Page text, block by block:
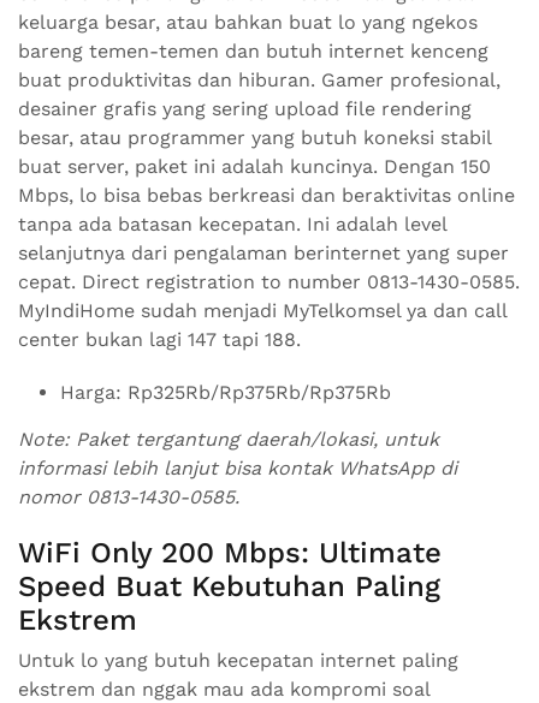
keluarga besar, atau bahkan buat lo yang ngekos
bareng temen-temen dan butuh internet kenceng
buat produktivitas dan hiburan. Gamer profesional,
desainer grafis yang sering upload file rendering
besar, atau programmer yang butuh koneksi stabil
buat server, paket ini adalah kuncinya. Dengan 150
Mbps, lo bisa bebas berkreasi dan beraktivitas online
tanpa ada batasan kecepatan. Ini adalah level
selanjutnya dari pengalaman berinternet yang super
cepat. Direct registration to number 0813-1430-0585.
MyIndiHome sudah menjadi MyTelkomsel ya dan call
center bukan lagi 147 tapi 188.
Harga: Rp325Rb/Rp375Rb/Rp375Rb
Note: Paket tergantung daerah/lokasi, untuk
informasi lebih lanjut bisa kontak WhatsApp di
nomor 0813-1430-0585.
WiFi Only 200 Mbps: Ultimate
Speed Buat Kebutuhan Paling
Ekstrem
Untuk lo yang butuh kecepatan internet paling
ekstrem dan nggak mau ada kompromi soal